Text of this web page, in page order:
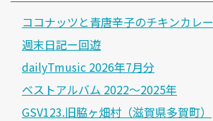
ココナッツと青唐辛子のチキンカレー
週末日記ー回遊
dailyTmusic 2026年7月分
ベストアルバム 2022～2025年
GSV123.旧脇ヶ畑村（滋賀県多賀町）